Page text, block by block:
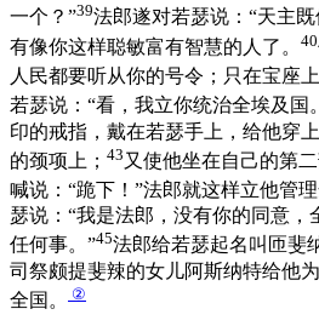
一个？”39法郎遂对若瑟说：“天主
有像你这样聪敏富有智慧的人了。 40
人民都要听从你的号令；只在宝座
若瑟说：“看，我立你统治全埃及国
印的戒指，戴在若瑟手上，给他穿
的颈项上； 43 又使他坐在自己的第
喊说：“跪下！”法郎就这样立他管理
瑟说：“我是法郎，没有你的同意，
任何事。”45法郎给若瑟起名叫匝斐
司祭颇提斐辣的女儿阿斯纳特给他
全国。
②